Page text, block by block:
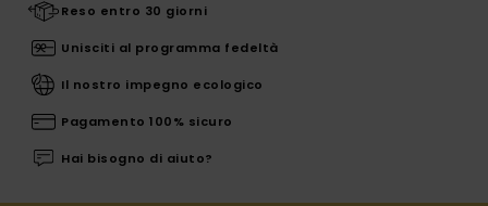
Reso entro 30 giorni
Unisciti al programma fedeltà
Il nostro impegno ecologico
Pagamento 100% sicuro
Hai bisogno di aiuto?